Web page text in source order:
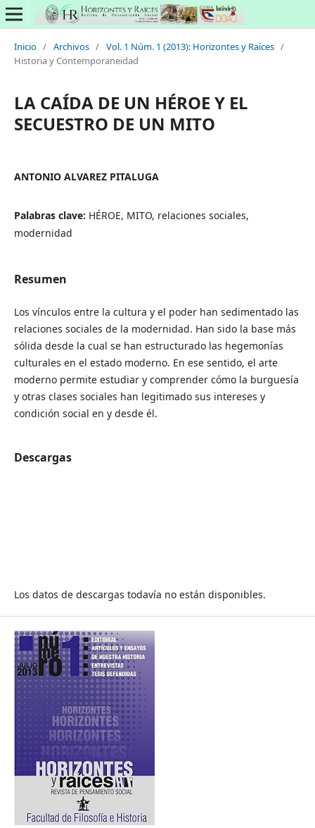
Inicio / Archivos / Vol. 1 Núm. 1 (2013): Horizontes y Raíces /
Historia y Contemporaneidad
LA CAÍDA DE UN HÉROE Y EL
SECUESTRO DE UN MITO
ANTONIO ALVAREZ PITALUGA
Palabras clave: HÉROE, MITO, relaciones sociales,
modernidad
Resumen
Los vínculos entre la cultura y el poder han sedimentado las
relaciones sociales de la modernidad. Han sido la base más
sólida desde la cual se han estructurado las hegemonías
culturales en el estado moderno. En ese sentido, el arte
moderno permite estudiar y comprender cómo la burguesía
y otras clases sociales han legitimado sus intereses y
condición social en y desde él.
Descargas
Los datos de descargas todavía no están disponibles.